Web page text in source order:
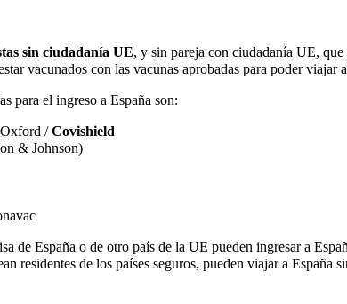
sin ciudadanía UE, y sin pareja con ciudadanía UE, que
vacunados con las vacunas aprobadas para poder viajar
para el ingreso a España son:
/Covishield
& Johnson)
de España o de otro país de la UE pueden ingresar a
residentes de los países seguros, pueden viajar a España